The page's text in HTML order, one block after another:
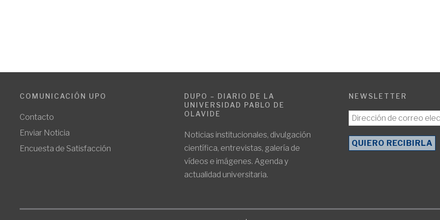
COMUNICACIÓN UPO
Contacto
Enviar Noticia
Encuesta de Satisfacción
DUPO – DIARIO DE LA
UNIVERSIDAD PABLO DE
OLAVIDE
Noticias institucionales, divulgación
científica, entrevistas, galería de
vídeos e imágenes. Agenda y
actualidad universitaria.
NEWSLETTER